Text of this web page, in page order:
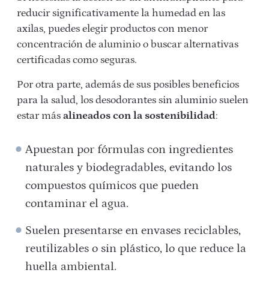
reducir significativamente la humedad en las
axilas, puedes elegir productos con menor
concentración de aluminio o buscar alternativas
certificadas como seguras.
Por otra parte, además de sus posibles beneficios
para la salud, los desodorantes sin aluminio suelen
estar más alineados con la sostenibilidad:
Apuestan por fórmulas con ingredientes
naturales y biodegradables, evitando los
compuestos químicos que pueden
contaminar el agua.
Suelen presentarse en envases reciclables,
reutilizables o sin plástico, lo que reduce la
huella ambiental.